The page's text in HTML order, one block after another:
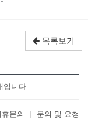
목록보기
입니다.
문의 문의 및 요청